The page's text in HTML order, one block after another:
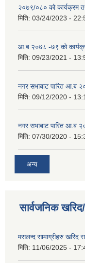
२०७९/०८० को कार्यक्रम
मिति: 03/24/2023 -
आ.ब २०७८ -७९ को
मिति: 09/23/2021 -
नगर सभाबाट पारित आ.ब
मिति: 09/12/2020 -
नगर सभाबाट पारित आ.ब
मिति: 07/30/2020 -
अन्य
सार्वजनिक
मसलन्द सामाग्रीहरु खरिद
मिति: 11/06/2025 -